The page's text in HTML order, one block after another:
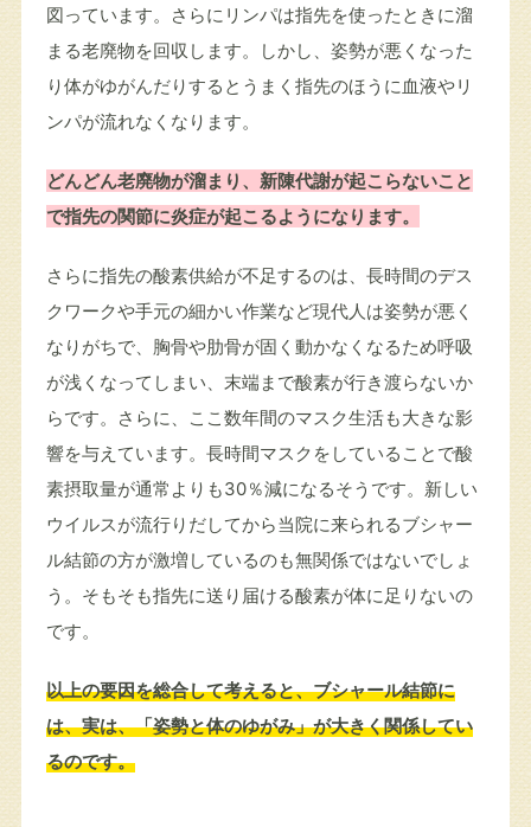
図っています。さらにリンパは指先を使ったときに溜
まる老廃物を回収します。しかし、姿勢が悪くなった
り体がゆがんだりするとうまく指先のほうに血液やリ
ンパが流れなくなります。
どんどん老廃物が溜まり、新陳代謝が起こらないこと
で指先の関節に炎症が起こるようになります。
さらに指先の酸素供給が不足するのは、長時間のデス
クワークや手元の細かい作業など現代人は姿勢が悪く
なりがちで、胸骨や肋骨が固く動かなくなるため呼吸
が浅くなってしまい、末端まで酸素が行き渡らないか
らです。さらに、ここ数年間のマスク生活も大きな影
響を与えています。長時間マスクをしていることで酸
素摂取量が通常よりも30％減になるそうです。新しい
ウイルスが流行りだしてから当院に来られるブシャー
ル結節の方が激増しているのも無関係ではないでしょ
う。そもそも指先に送り届ける酸素が体に足りないの
です。
以上の要因を総合して考えると、ブシャール結節に
は、実は、「姿勢と体のゆがみ」が大きく関係してい
るのです。